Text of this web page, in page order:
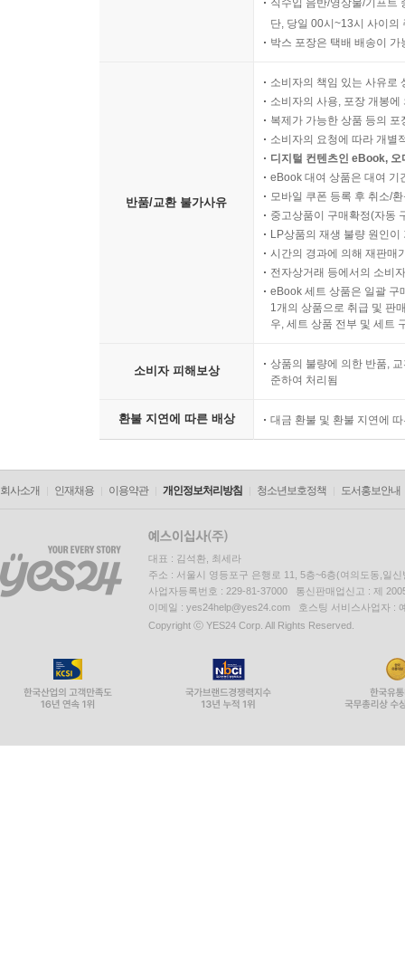
단, 당일 00시~13시 사이의
박스 포장은 택배 배송이
반품/교환 불가사유
소비자의 책임 있는 사유로
소비자의 사용, 포장 개봉
복제가 가능한 상품 등의
소비자의 요청에 따라 개별
디지털 컨텐츠인 eBook,
eBook 대여 상품은 대여 기
모바일 쿠폰 등록 후 취소/
중고상품이 구매확정(자동
LP상품의 재생 불량 원인
시간의 경과에 의해 재판매
전자상거래 등에서의 소비
eBook 세트 상품은 일괄 구
1개의 상품으로 취급 및 판
우, 세트 상품 전부 및 세트
소비자 피해보상
상품의 불량에 의한 반품,
준하여 처리됨
환불 지연에 따른 배상 대금 환불 및 환불 지연에
회사소개 인재채용 이용약관 개인정보처리방침 청소년보호정책 도서홍보안내
대표 : 김석환, 최세라
주소 : 서울시 영등포구 은행로 11, 5층~6층(여의도동,일신
사업자등록번호 : 229-81-37000 통신판매업신고 : 제
이메일 : yes24help@yes24.com 호스팅 서비스사업자 :
Copyright ⓒ YES24 Corp. All Rights Reserved.